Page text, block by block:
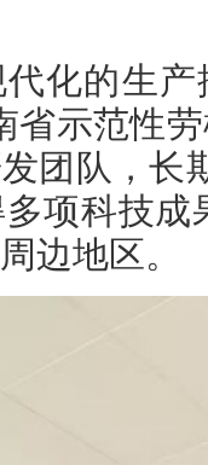
化的生
省示范性
团队，长
项科技
边地区。